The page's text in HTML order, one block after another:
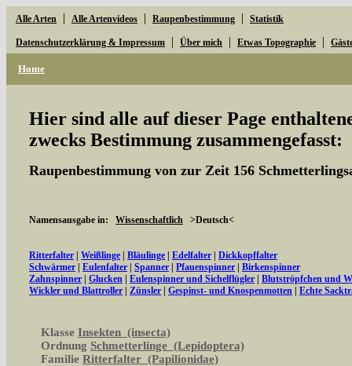
Alle Arten | Alle Artenvideos | Raupenbestimmung | Statistik
Datenschutzerklärung & Impressum | Über mich | Etwas Topographie |
Home
Hier sind alle auf dieser Page
zwecks Bestimmung zusammengefasst:
Raupenbestimmung von zur Zeit 156
Namensausgabe in: Wissenschaftlich >Deutsch<
Ritterfalter Weißlinge Bläulinge Edelfalter
Dickkopffalter
Schwärmer
Eulenfalter Spanner Pfauenspinner
Birkenspinner
Zahnspinner
Glucken Eulenspinner und Sichelflügler
Blutströpfchen und
Wickler und Blattroller
Zünsler Gespinst- und Knospenmotten Echte
Klasse Insekten (insecta)
Ordnung Schmetterlinge (Lepidoptera)
Familie Ritterfalter (Papilionidae)